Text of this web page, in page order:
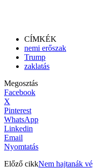
CÍMKÉK
nemi erőszak
Trump
zaklatás
Megosztás
Facebook
X
Pinterest
WhatsApp
Linkedin
Email
Nyomtatás
Előző cikkNem hajtanák